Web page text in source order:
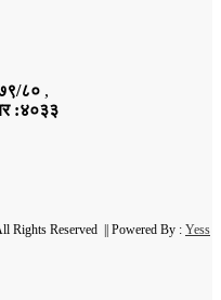
८० ,
:४०३३
Rights Reserved || Powered By : Yess